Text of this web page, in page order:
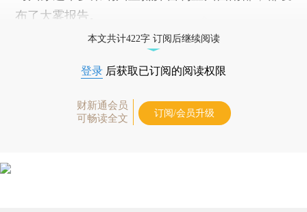
布了大雾报告。
本文共计422字 订阅后继续阅读
登录 后获取已订阅的阅读权限
财新通会员
可畅读全文
订阅/会员升级